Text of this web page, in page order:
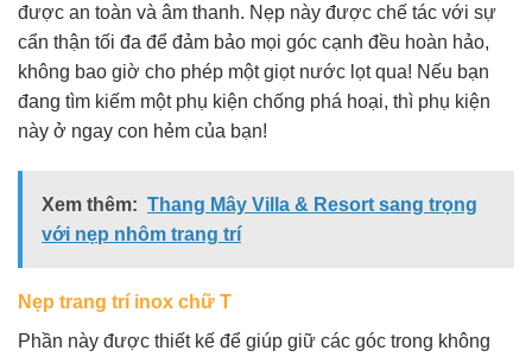
được an toàn và âm thanh. Nẹp này được chế tác với sự
cẩn thận tối đa để đảm bảo mọi góc cạnh đều hoàn hảo,
không bao giờ cho phép một giọt nước lọt qua! Nếu bạn
đang tìm kiếm một phụ kiện chống phá hoại, thì phụ kiện
này ở ngay con hẻm của bạn!
Xem thêm: Thang Mây Villa & Resort sang trọng
với nẹp nhôm trang trí
Nẹp trang trí inox chữ T
Phần này được thiết kế để giúp giữ các góc trong không